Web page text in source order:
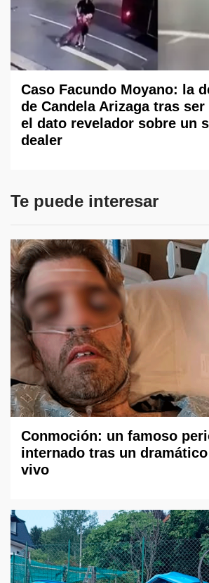
Caso Facundo Moyano: la
de Candela Arizaga tras
el dato revelador sobre un
dealer
Te puede interesar
Conmoción: un famoso
internado tras un
vivo